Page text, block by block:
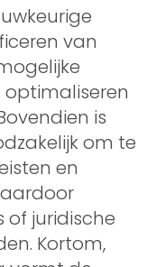
van
is
om te
en
of juridische
Kortom,